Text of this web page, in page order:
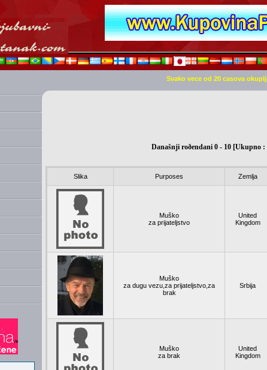
Svako vece od 20 casova
Današnji roðendani 0 - 10 [Ukupno :
Slika Purposes Zemlja
Muško
za prijateljstvo
United
Kingdom
Muško
za dugu vezu,za prijateljstvo,za
brak
Srbija
Muško
za brak
United
Kingdom